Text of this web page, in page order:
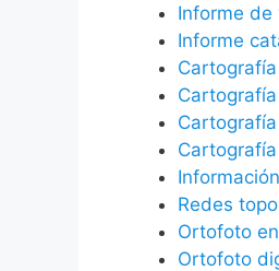
Informe de
Informe
Redes
Ortofoto
Ortofoto